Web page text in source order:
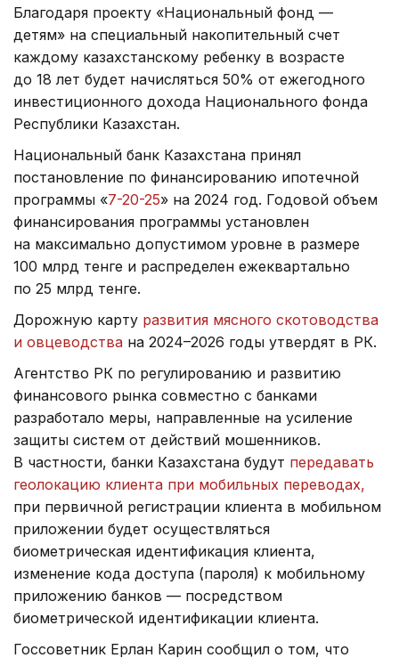
Благодаря проекту «Национальный фонд —
детям» на специальный накопительный счет
каждому казахстанскому ребенку в возрасте
до 18 лет будет начисляться 50% от ежегодного
инвестиционного дохода Национального фонда
Республики Казахстан.
Национальный банк Казахстана принял
постановление по финансированию ипотечной
программы «7-20-25» на 2024 год. Годовой объем
финансирования программы установлен
на максимально допустимом уровне в размере
100 млрд тенге и распределен ежеквартально
по 25 млрд тенге.
Дорожную карту развития мясного скотоводства
и овцеводства на 2024–2026 годы утвердят в РК.
Агентство РК по регулированию и развитию
финансового рынка совместно с банками
разработало меры, направленные на усиление
защиты систем от действий мошенников.
В частности, банки Казахстана будут передавать
геолокацию клиента при мобильных переводах,
при первичной регистрации клиента в мобильном
приложении будет осуществляться
биометрическая идентификация клиента,
изменение кода доступа (пароля) к мобильному
приложению банков — посредством
биометрической идентификации клиента.
Госсоветник Ерлан Карин сообщил о том, что